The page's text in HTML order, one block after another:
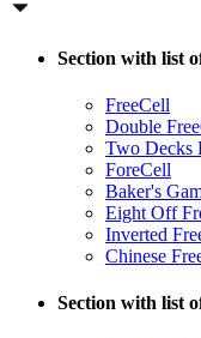
Section with list
FreeCell
Double
Two Decks
ForeCell
Baker's
Eight Off
Inverted
Chinese
Section with list